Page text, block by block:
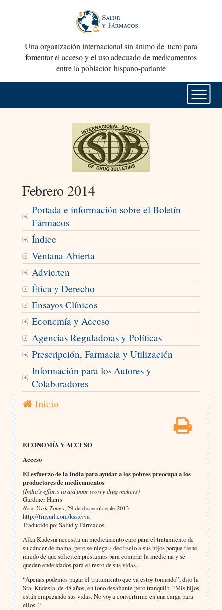
Una organización internacional sin ánimo de lucro para
fomentar el acceso y el uso adecuado de medicamentos
entre la población hispano-parlante
Febrero 2014
Portada e información sobre el Boletín
Fármacos
Índice
Ventana Abierta
Advierten
Ética y Derecho
Ensayos Clínicos
Economía y Acceso
Agencias Reguladoras y Políticas
Prescripción, Farmacia y Utilización
Información para los Autores y
Colaboradores
Inicio
ECONOMÍA Y ACCESO
Acceso
El esfuerzo de la India para ayudar a los pobres preocupa a los
productores de medicamentos
(India’s efforts to aid poor worry drug makers)
Gardiner Harris
New York Times, 29 de diciembre de 2013
http://tinyurl.com/kssxvva
Traducido por Salud y Fármacos
Alka Kudesia necesita un medicamento caro para el tratamiento de
su cáncer de mama, pero se niega a decírselo a sus hijos porque tiene
miedo de que soliciten préstamos para comprar la medicina y se
queden endeudados para el resto de sus vidas.
“Apenas podemos pagar el tratamiento que ya estoy tomando”, dijo la
Sra. Kudesia, de 48 años, en tono desafiante pero tranquilo. “Mis hijos
están empezando sus vidas. No voy a convertirme en una carga para
ellos. “